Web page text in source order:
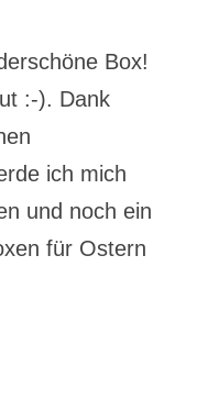
Box!
:-). Dank
ich mich
und noch ein
für Ostern